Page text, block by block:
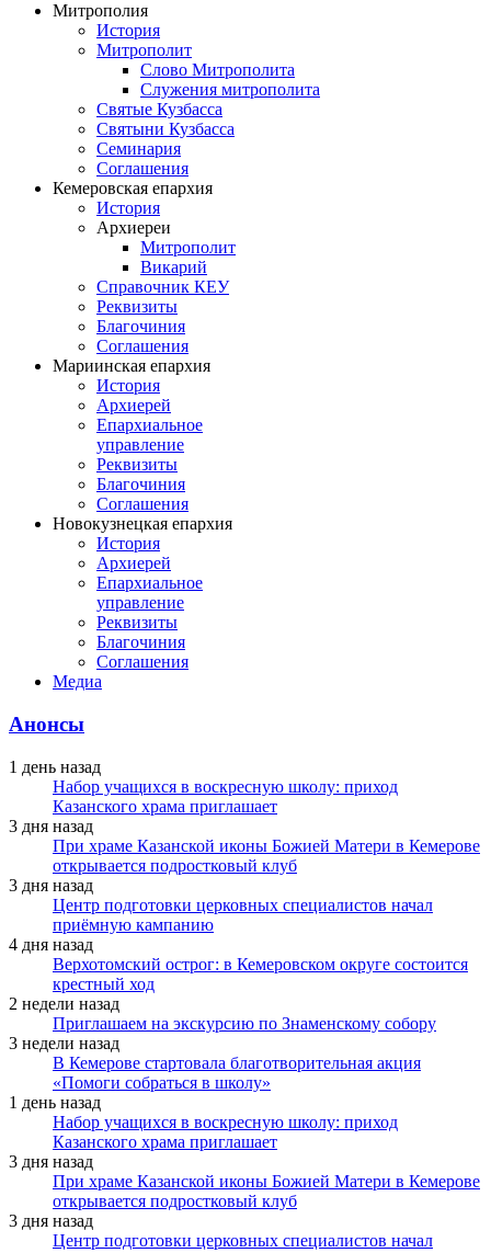
Митрополия
История
Митрополит
Слово Митрополита
Служения митрополита
Святые Кузбасса
Святыни Кузбасса
Семинария
Соглашения
Кемеровская епархия
История
Архиереи
Митрополит
Викарий
Справочник КЕУ
Реквизиты
Благочиния
Соглашения
Мариинская епархия
История
Архиерей
Епархиальное
управление
Реквизиты
Благочиния
Соглашения
Новокузнецкая епархия
История
Архиерей
Епархиальное
управление
Реквизиты
Благочиния
Соглашения
Медиа
Анонсы
1 день назад
Набор учащихся в воскресную школу: приход
Казанского храма приглашает
3 дня назад
При храме Казанской иконы Божией Матери в Кемерове
открывается подростковый клуб
3 дня назад
Центр подготовки церковных специалистов начал
приёмную кампанию
4 дня назад
Верхотомский острог: в Кемеровском округе состоится
крестный ход
2 недели назад
Приглашаем на экскурсию по Знаменскому собору
3 недели назад
В Кемерове стартовала благотворительная акция
«Помоги собраться в школу»
1 день назад
Набор учащихся в воскресную школу: приход
Казанского храма приглашает
3 дня назад
При храме Казанской иконы Божией Матери в Кемерове
открывается подростковый клуб
3 дня назад
Центр подготовки церковных специалистов начал